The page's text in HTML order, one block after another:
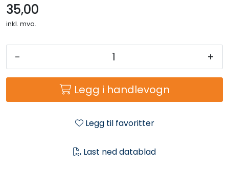
35,00
inkl. mva.
- +
Legg i handlevogn
Legg til favoritter
Last ned datablad
ATV & Plentraktorutstyr
Reservedeler